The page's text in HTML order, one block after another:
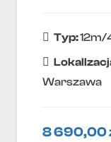
Typ:12m/
Warszawa
8 690,00